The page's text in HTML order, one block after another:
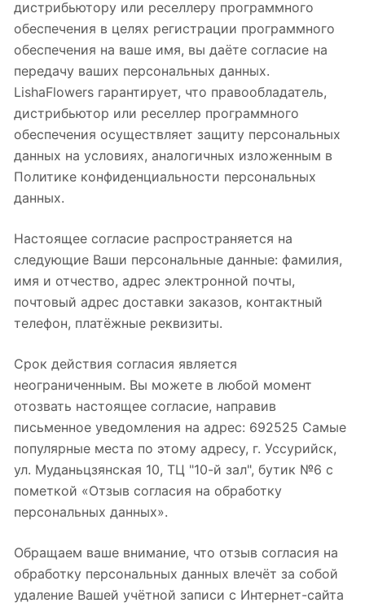
дистрибьютору или реселлеру программного
обеспечения в целях регистрации программного
обеспечения на ваше имя, вы даёте согласие на
передачу ваших персональных данных.
LishaFlowers гарантирует, что правообладатель,
дистрибьютор или реселлер программного
обеспечения осуществляет защиту персональных
данных на условиях, аналогичных изложенным в
Политике конфиденциальности персональных
данных.
Настоящее согласие распространяется на
следующие Ваши персональные данные: фамилия,
имя и отчество, адрес электронной почты,
почтовый адрес доставки заказов, контактный
телефон, платёжные реквизиты.
Срок действия согласия является
неограниченным. Вы можете в любой момент
отозвать настоящее согласие, направив
письменное уведомления на адрес: 692525 Самые
популярные места по этому адресу, г. Уссурийск,
ул. Муданьцзянская 10, ТЦ "10-й зал", бутик №6 с
пометкой «Отзыв согласия на обработку
персональных данных».
Обращаем ваше внимание, что отзыв согласия на
обработку персональных данных влечёт за собой
удаление Вашей учётной записи с Интернет-сайта